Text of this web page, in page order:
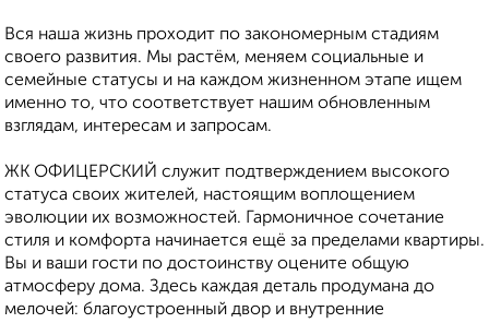
Вся наша жизнь проходит по закономерным стадиям
своего развития. Мы растём, меняем социальные и
семейные статусы и на каждом жизненном этапе ищем
именно то, что соответствует нашим обновленным
взглядам, интересам и запросам.
ЖК ОФИЦЕРСКИЙ служит подтверждением высокого
статуса своих жителей, настоящим воплощением
эволюции их возможностей. Гармоничное сочетание
стиля и комфорта начинается ещё за пределами квартиры.
Вы и ваши гости по достоинству оцените общую
атмосферу дома. Здесь каждая деталь продумана до
мелочей: благоустроенный двор и внутренние